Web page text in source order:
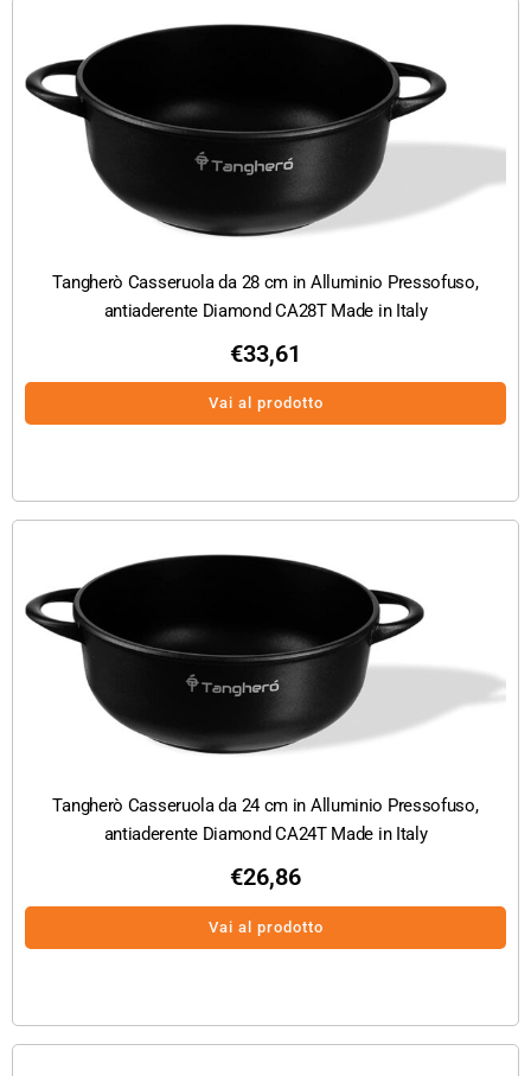
Tangherò Casseruola da 28 cm in Alluminio Pressofuso,
antiaderente Diamond CA28T Made in Italy
€33,61
Vai al prodotto
Tangherò Casseruola da 24 cm in Alluminio Pressofuso,
antiaderente Diamond CA24T Made in Italy
€26,86
Vai al prodotto